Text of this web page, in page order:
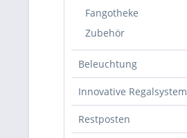
Fangotheke
Zubehör
Beleuchtung
Innovative Regalsystem
Restposten